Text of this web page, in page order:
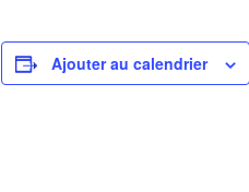
Ajouter au calendrier